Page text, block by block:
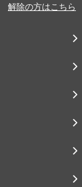
解除の方はこちら